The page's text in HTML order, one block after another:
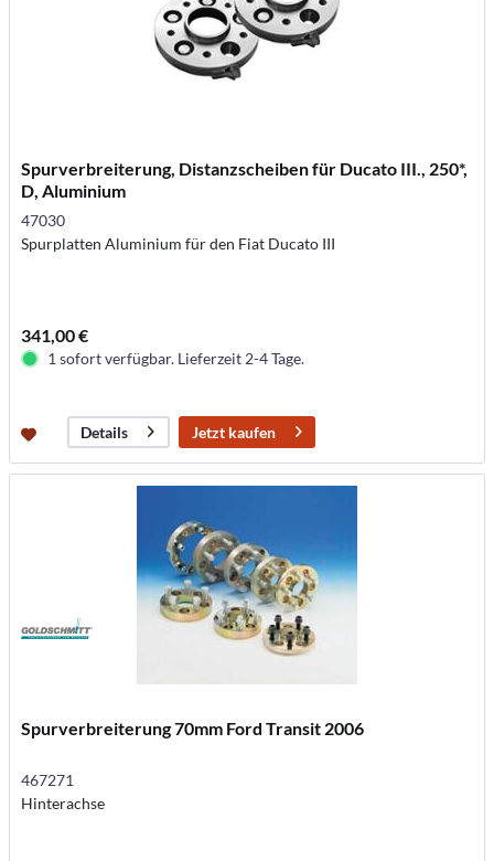
Spurverbreiterung, Distanzscheiben für Ducato III., 250*,
D, Aluminium
47030
Spurplatten Aluminium für den Fiat Ducato III
341,00 €
1 sofort verfügbar. Lieferzeit 2-4 Tage.
Details Jetzt kaufen
Spurverbreiterung 70mm Ford Transit 2006
467271
Hinterachse